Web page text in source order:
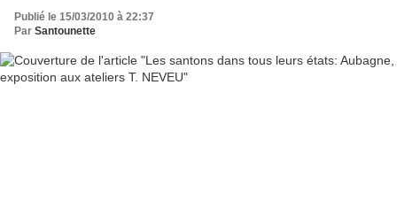
Publié le 15/03/2010 à 22:37
Par Santounette